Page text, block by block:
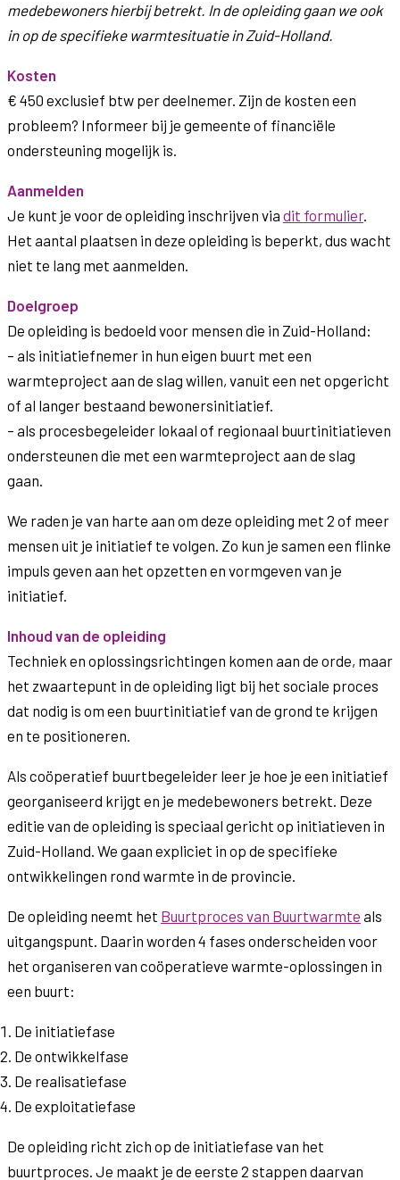
medebewoners hierbij betrekt. In de opleiding gaan we ook
in op de specifieke warmtesituatie in Zuid-Holland.
Kosten
€ 450 exclusief btw per deelnemer. Zijn de kosten een
probleem? Informeer bij je gemeente of financiële
ondersteuning mogelijk is.
Aanmelden
Je kunt je voor de opleiding inschrijven via dit formulier.
Het aantal plaatsen in deze opleiding is beperkt, dus wacht
niet te lang met aanmelden.
Doelgroep
De opleiding is bedoeld voor mensen die in Zuid-Holland:
– als initiatiefnemer in hun eigen buurt met een
warmteproject aan de slag willen, vanuit een net opgericht
of al langer bestaand bewonersinitiatief.
– als procesbegeleider lokaal of regionaal buurtinitiatieven
ondersteunen die met een warmteproject aan de slag
gaan.
We raden je van harte aan om deze opleiding met 2 of meer
mensen uit je initiatief te volgen. Zo kun je samen een flinke
impuls geven aan het opzetten en vormgeven van je
initiatief.
Inhoud van de opleiding
Techniek en oplossingsrichtingen komen aan de orde, maar
het zwaartepunt in de opleiding ligt bij het sociale proces
dat nodig is om een buurtinitiatief van de grond te krijgen
en te positioneren.
Als coöperatief buurtbegeleider leer je hoe je een initiatief
georganiseerd krijgt en je medebewoners betrekt. Deze
editie van de opleiding is speciaal gericht op initiatieven in
Zuid-Holland. We gaan expliciet in op de specifieke
ontwikkelingen rond warmte in de provincie.
De opleiding neemt het Buurtproces van Buurtwarmte als
uitgangspunt. Daarin worden 4 fases onderscheiden voor
het organiseren van coöperatieve warmte-oplossingen in
een buurt:
De initiatiefase
De ontwikkelfase
De realisatiefase
De exploitatiefase
De opleiding richt zich op de initiatiefase van het
buurtproces. Je maakt je de eerste 2 stappen daarvan